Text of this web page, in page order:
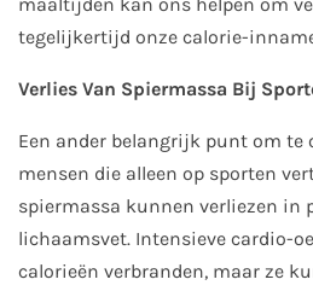
maaltijden kan ons helpen om
tegelijkertijd onze calorie-
Verlies Van Spiermassa Bij
Een ander belangrijk punt om te
mensen die alleen op sporten
spiermassa kunnen verliezen in
lichaamsvet. Intensieve cardio-
calorieën verbranden, maar ze